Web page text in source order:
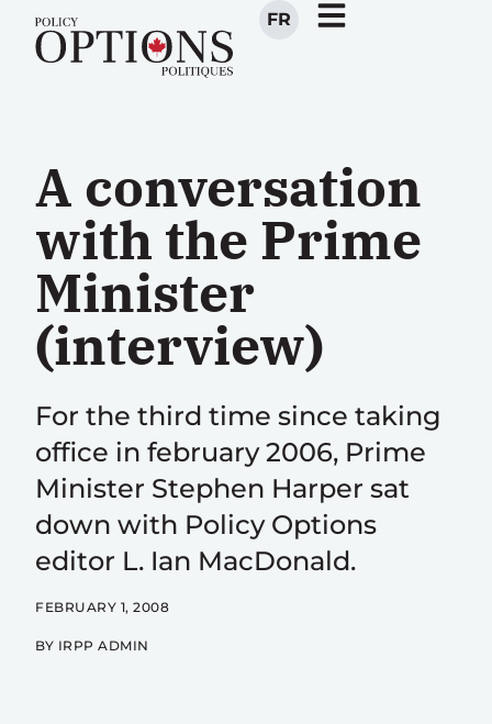
FR
A conversation
with the Prime
Minister
(interview)
For the third time since taking
office in february 2006, Prime
Minister Stephen Harper sat
down with Policy Options
editor L. Ian MacDonald.
FEBRUARY 1, 2008
BY IRPP ADMIN